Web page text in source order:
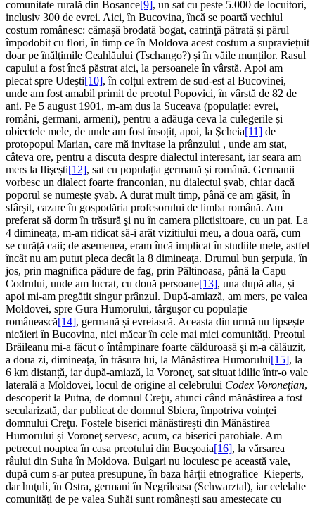
comunitate rurală din Bosance[9], un sat cu peste 5.000 de locuitori,
inclusiv 300 de evrei. Aici, în Bucovina, încă se poartă vechiul
costum românesc: cămașă brodată bogat, catrinţă pătrată și părul
împodobit cu flori, în timp ce în Moldova acest costum a supraviețuit
doar pe înălţimile Ceahlăului (Tschango?) și în văile munților. Rasul
capului a fost încă păstrat aici, la persoanele în vârstă. Apoi am
plecat spre Udeşti[10], în colțul extrem de sud-est al Bucovinei,
unde am fost amabil primit de preotul Popovici, în vârstă de 82 de
ani. Pe 5 august 1901, m-am dus la Suceava (populație: evrei,
români, germani, armeni), pentru a adăuga ceva la culegerile și
obiectele mele, de unde am fost însoțit, apoi, la Şcheia[11] de
protopopul Marian, care mă invitase la prânzului , unde am stat,
câteva ore, pentru a discuta despre dialectul interesant, iar seara am
mers la Ilişești[12], sat cu populația germană și română. Germanii
vorbesc un dialect foarte franconian, nu dialectul șvab, chiar dacă
poporul se numește șvab. A durat mult timp, până ce am găsit, în
sfârșit, cazare în gospodăria profesorului de limba română. Am
preferat să dorm în trăsură şi nu în camera plictisitoare, cu un pat. La
4 dimineața, m-am ridicat să-i arăt vizitiului meu, a doua oară, cum
se curăță caii; de asemenea, eram încă implicat în studiile mele, astfel
încât nu am putut pleca decât la 8 dimineaţa. Drumul bun şerpuia, în
jos, prin magnifica pădure de fag, prin Păltinoasa, până la Capu
Codrului, unde am lucrat, cu două persoane[13], una după alta, și
apoi mi-am pregătit singur prânzul. După-amiază, am mers, pe valea
Moldovei, spre Gura Humorului, târguşor cu populație
românească[14], germană și evreiască. Aceasta din urmă nu lipsește
nicăieri în Bucovina, nici măcar în cele mai mici comunități. Preotul
Brăileanu mi-a făcut o întâmpinare foarte călduroasă și m-a călăuzit,
a doua zi, dimineaţa, în trăsura lui, la Mănăstirea Humorului[15], la
6 km distanță, iar după-amiază, la Voroneţ, sat situat idilic într-o vale
laterală a Moldovei, locul de origine al celebrului Codex Voroneţian,
descoperit la Putna, de domnul Creţu, atunci când mănăstirea a fost
secularizată, dar publicat de domnul Sbiera, împotriva voinței
domnului Creţu. Fostele biserici mănăstirești din Mănăstirea
Humorului și Voroneţ servesc, acum, ca biserici parohiale. Am
petrecut noaptea în casa preotului din Bucşoaia[16], la vărsarea
râului din Suha în Moldova. Bulgari nu locuiesc pe această vale,
după cum s-ar putea presupune, în baza hărții etnografice Kieperts,
dar huţuli, în Ostra, germani în Negrileasa (Schwarztal), iar celelalte
comunități de pe valea Suhăi sunt românești sau amestecate cu